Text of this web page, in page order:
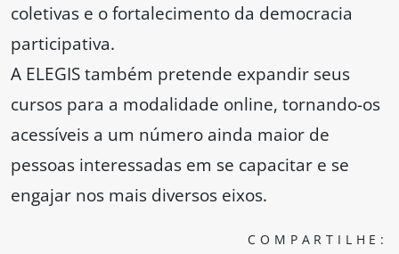
coletivas e o fortalecimento da democracia
participativa.
A ELEGIS também pretende expandir seus
cursos para a modalidade online, tornando-os
acessíveis a um número ainda maior de
pessoas interessadas em se capacitar e se
engajar nos mais diversos eixos.
COMPARTILHE: